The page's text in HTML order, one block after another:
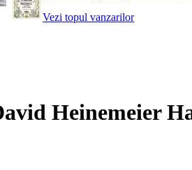
Vezi topul vanzarilor
Heinemeier